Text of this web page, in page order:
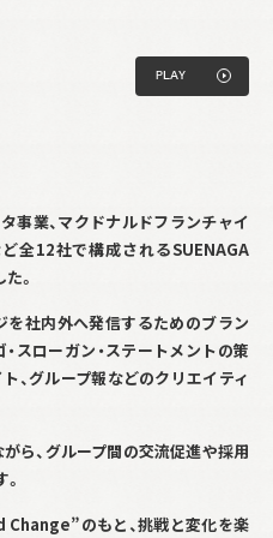
PLAY
事業、マクドナルドフランチャイ
全12社で構成されるSUENAGA
。
を社内外へ発信するためのブラン
スローガン・ステートメントの策
、グループ報などのクリエイティ
ら、グループ間の交流促進や採用
Change”のもと、挑戦と変化を楽